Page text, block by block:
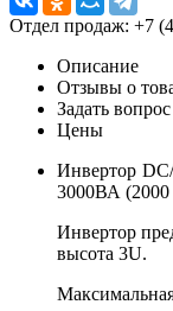
Отдел продаж: +7
Описание
Отзывы о
Задать вопрос
Цены
Инвертор
3000ВА (2000
Инвертор
высота 3U.